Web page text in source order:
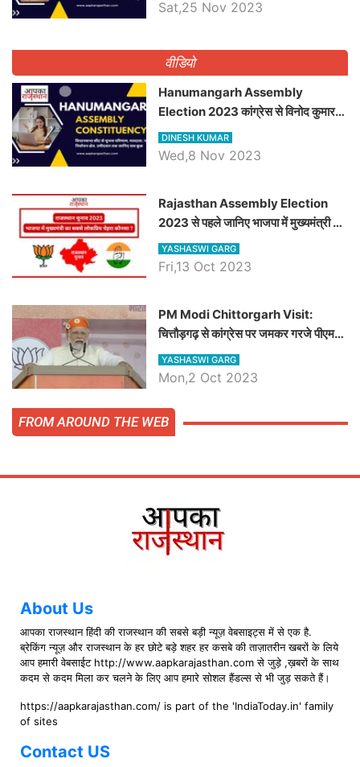
Sat,25 Nov 2023
वीडियो
Hanumangarh Assembly
Election 2023 कांग्रेस से विनोद कुमार
चौधरी तो अमित चौधरी होंगे भाजपा उम्मीदवार,
जानिये हनुमानगढ़ विधानसभा सीट के ताजा
DINESH KUMAR
Wed,8 Nov 2023
Rajasthan Assembly Election
2023 से पहले जानिए भाजपा में मुख्यमंत्री का
सबसे लोकप्रिय चेहरा कौनसा ?
YASHASWI GARG
Fri,13 Oct 2023
PM Modi Chittorgarh Visit:
चित्तौड़गढ़ से कांग्रेस पर जमकर गरजे पीएम
मोदी, जाने प्रधानमंत्री के भाषण की बड़ी
बातें, देखें वीडियो
YASHASWI GARG
Mon,2 Oct 2023
FROM AROUND THE WEB
About Us
आपका राजस्थान हिंदी की राजस्थान की सबसे बड़ी न्यूज़ वेबसाइट्स में से एक है.
ब्रेकिंग न्यूज़ और राजस्थान के हर छोटे बड़े शहर हर कसबे की ताज़ातरीन खबरों के लिये
आप हमारी वेबसाईट http://www.aapkarajasthan.com से जुड़े ,ख़बरों के साथ
कदम से कदम मिला कर चलने के लिए आप हमारे सोशल हैंडल्स से भी जुड़ सकते हैं।
https://aapkarajasthan.com/ is part of the 'IndiaToday.in' family
of sites
Contact US